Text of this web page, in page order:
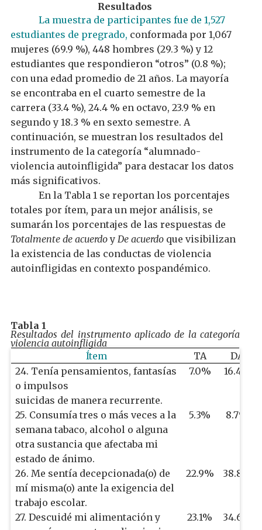
Resultados
La muestra de participantes fue de 1,527
estudiantes de pregrado, conformada por 1,067
mujeres (69.9 %), 448 hombres (29.3 %) y 12
estudiantes que respondieron “otros” (0.8 %);
con una edad promedio de 21 años. La mayoría
se encontraba en el cuarto semestre de la
carrera (33.4 %), 24.4 % en octavo, 23.9 % en
segundo y 18.3 % en sexto semestre. A
continuación, se muestran los resultados del
instrumento de la categoría “alumnado-
violencia autoinfligida” para destacar los datos
más significativos.
En la Tabla 1 se reportan los porcentajes
totales por ítem, para un mejor análisis, se
sumarán los porcentajes de las respuestas de
Totalmente de acuerdoy De acuerdo que visibilizan
la existencia de las conductas de violencia
autoinfligidas en contexto pospandémico.
Tabla 1
Resultados del instrumento aplicado de la categoría
violencia autoinfligida
Ítem
TA DA
24. Tenía pensamientos, fantasías
o impulsos
suicidas de manera recurrente.
7.0% 16.4%
25. Consumía tres o más veces a la
semana tabaco, alcohol o alguna
otra sustancia que afectaba mi
estado de ánimo.
5.3% 8.7%
26. Me sentía decepcionada(o) de
mí misma(o) ante la exigencia del
trabajo escolar.
22.9% 38.8%
27. Descuidé mi alimentación y
23.1% 34.6%